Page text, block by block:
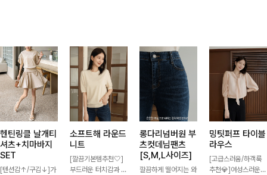
헨틴링클 날개티
셔츠+치마바지
SET
[텐션감↑/구김↓]가
소프트해 라운드
니트
[깔끔기본템추천🤍]
부드러운 터치감과 군
롱다리넘버원 부
츠컷데님팬츠
[S,M,L사이즈]
깔끔하게 떨어지는 와
밍팃퍼프 타이블
라우스
[고급스러움/하객룩
추천💎]여성스러운